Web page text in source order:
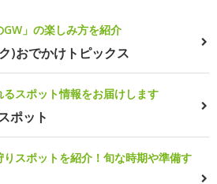
」の楽しみ方を紹介
)おでかけトピックス
スポット情報をお届けします
ポット
スポットを紹介！旬な時期や準備す